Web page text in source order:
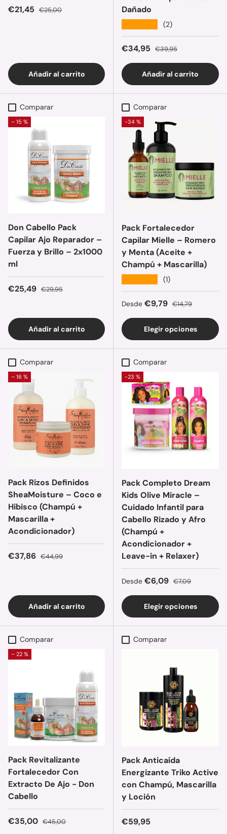
Precio de venta
€21,45 Precio normal
€25,00
Añadir al carrito
Dañado
(2)
Precio de venta
€34,95 Precio normal
€39,95
Añadir al carrito
Comparar
– 15 %
Don Cabello Pack
Capilar Ajo Reparador –
Fuerza y Brillo – 2x1000
ml
Precio de venta
€25,49 Precio normal
€29,95
Añadir al carrito
Comparar
-34 %
Pack Fortalecedor
Capilar Mielle – Romero
y Menta (Aceite +
Champú + Mascarilla)
(1)
Precio de venta
Desde €9,79 Precio normal
€14,79
Elegir opciones
Comparar
– 16 %
Pack Rizos Definidos
SheaMoisture – Coco e
Hibisco (Champú +
Mascarilla +
Acondicionador)
Precio de venta
€37,86 Precio normal
€44,99
Añadir al carrito
Comparar
-23 %
Pack Completo Dream
Kids Olive Miracle –
Cuidado Infantil para
Cabello Rizado y Afro
(Champú +
Acondicionador +
Leave-in + Relaxer)
Precio de venta
Desde €6,09 Precio normal
€7,09
Elegir opciones
Comparar
– 22 %
Pack Revitalizante
Fortalecedor Con
Extracto De Ajo - Don
Cabello
Precio de venta
€35,00 Precio normal
€45,00
Comparar
Pack Anticaída
Energizante Triko Active
con Champú, Mascarilla
y Loción
Precio normal
€59,95